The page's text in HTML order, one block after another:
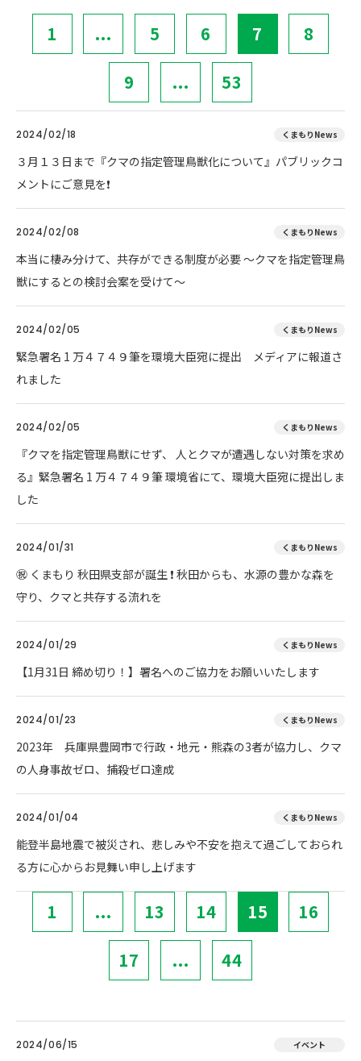
1 ... 5 6 7 8
9 ... 53
2024/02/18 くまもりNews
３月１３日まで『クマの指定管理鳥獣化について』パブリックコ
メントにご意見を❗
2024/02/08 くまもりNews
本当に棲み分けて、共存ができる制度が必要 ～クマを指定管理鳥
獣にするとの検討会案を受けて～
2024/02/05 くまもりNews
緊急署名 1 万４７４９筆を環境大臣宛に提出 メディアに報道さ
れました
2024/02/05 くまもりNews
『クマを指定管理鳥獣にせず、 人とクマが遭遇しない対策を求め
る』緊急署名 1 万４７４９筆 環境省にて、環境大臣宛に提出しま
した
2024/01/31 くまもりNews
㊗ くまもり 秋田県支部が誕生 ❗ 秋田からも、水源の豊かな森を
守り、クマと共存する流れを
2024/01/29 くまもりNews
【1月31日 締め切り！】署名へのご協力をお願いいたします
2024/01/23 くまもりNews
2023年 兵庫県豊岡市で行政・地元・熊森の3者が協力し、クマ
の人身事故ゼロ、捕殺ゼロ達成
2024/01/04 くまもりNews
能登半島地震で被災され、悲しみや不安を抱えて過ごしておられ
る方に心からお見舞い申し上げます
1 ... 13 14 15 16
17 ... 44
2024/06/15 イベント